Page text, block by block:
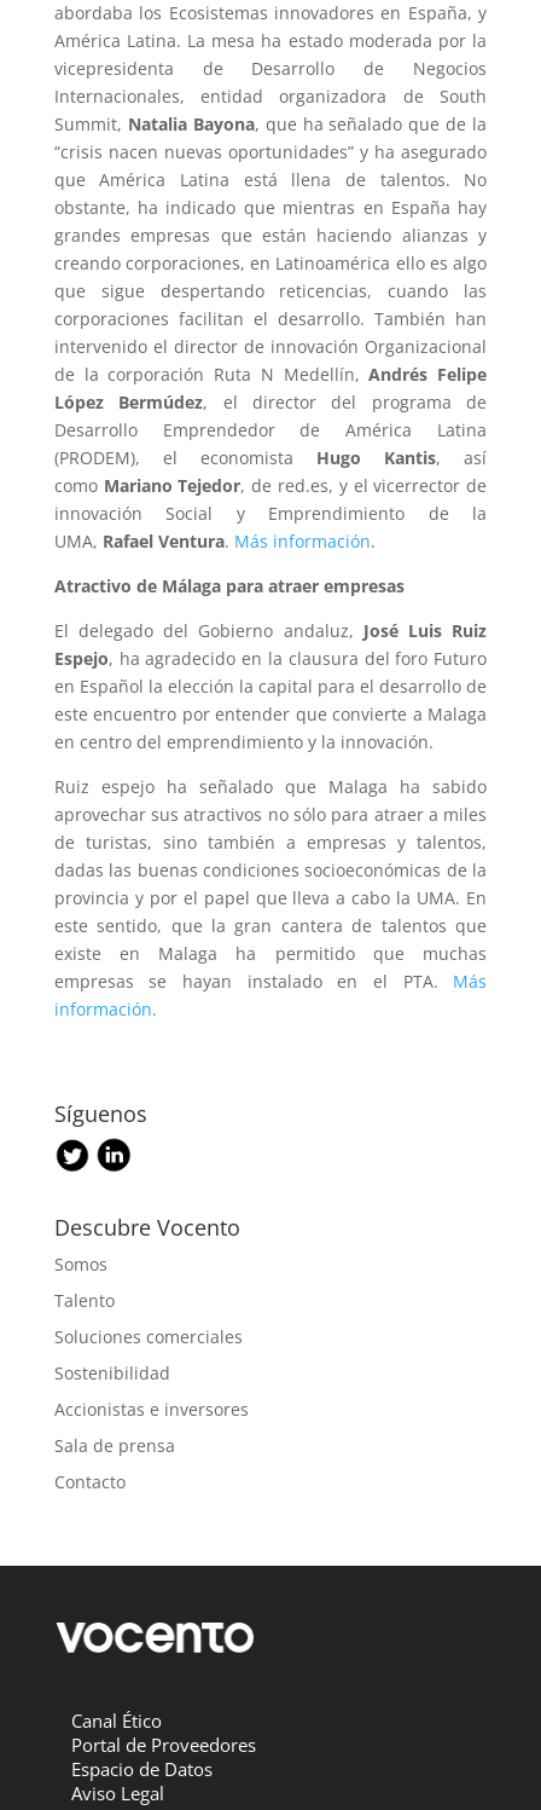
abordaba los Ecosistemas innovadores en España, y
América Latina. La mesa ha estado moderada por la
vicepresidenta de Desarrollo de Negocios
Internacionales, entidad organizadora de South
Summit, Natalia Bayona, que ha señalado que de la
“crisis nacen nuevas oportunidades” y ha asegurado
que América Latina está llena de talentos. No
obstante, ha indicado que mientras en España hay
grandes empresas que están haciendo alianzas y
creando corporaciones, en Latinoamérica ello es algo
que sigue despertando reticencias, cuando las
corporaciones facilitan el desarrollo. También han
intervenido el director de innovación Organizacional
de la corporación Ruta N Medellín,Andrés Felipe
López Bermúdez, el director del programa de
Desarrollo Emprendedor de América Latina
(PRODEM), el economista Hugo Kantis, así
como Mariano Tejedor, de red.es, y el vicerrector de
innovación Social y Emprendimiento de la
UMA, Rafael Ventura. Más información.
Atractivo de Málaga para atraer empresas
El delegado del Gobierno andaluz, José Luis Ruiz
Espejo, ha agradecido en la clausura del foro Futuro
en Español la elección la capital para el desarrollo de
este encuentro por entender que convierte a Malaga
en centro del emprendimiento y la innovación.
Ruiz espejo ha señalado que Malaga ha sabido
aprovechar sus atractivos no sólo para atraer a miles
de turistas, sino también a empresas y talentos,
dadas las buenas condiciones socioeconómicas de la
provincia y por el papel que lleva a cabo la UMA. En
este sentido, que la gran cantera de talentos que
existe en Malaga ha permitido que muchas
empresas se hayan instalado en el PTA. Más
información.
Síguenos
Descubre Vocento
Somos
Talento
Soluciones comerciales
Sostenibilidad
Accionistas e inversores
Sala de prensa
Contacto
Canal Ético
Portal de Proveedores
Espacio de Datos
Aviso Legal